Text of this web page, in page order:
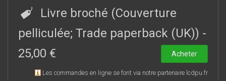
Orient médiéval arabe, Europe médiévale latine). Les articles
présentés dans ce numéro s'attachent à analyser la
transmission et l’organisation des savoirs dans les champs
traités par cette œuvre particulièrement représentative de la
littérature de compilation, ainsi qu’à montrer l’apport des
Livre broché (Couverture
pelliculée; Trade paperback (UK)) -
25,00 €
Acheter
Les commandes en ligne se font via notre partenaire lcdpu.fr